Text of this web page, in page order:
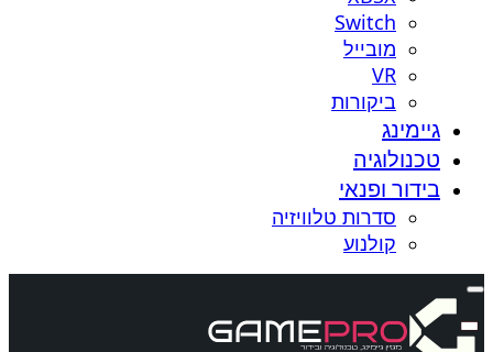
Switch
מובייל
VR
ביקורות
גיימינג
טכנולוגיה
בידור ופנאי
סדרות טלוויזיה
קולנוע